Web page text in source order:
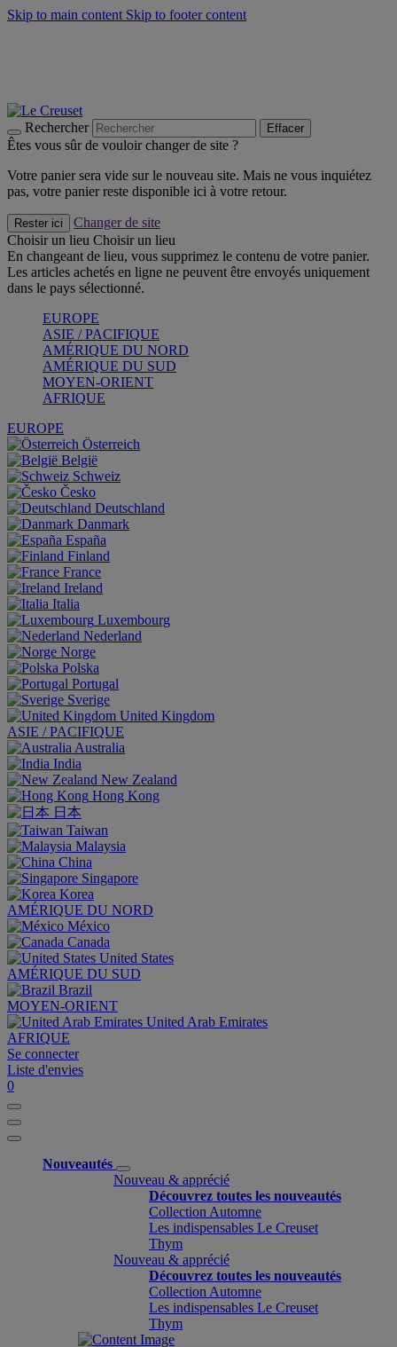
Skip to main content Skip to footer content
Rechercher Effacer
Êtes vous sûr de vouloir changer de site ?
Votre panier sera vide sur le nouveau site. Mais ne vous inquiétez
pas, votre panier reste disponible ici à votre retour.
Rester ici
Changer de site
Choisir un lieu Choisir un lieu
En changeant de lieu, vous supprimez le contenu de votre panier.
Les articles achetés en ligne ne peuvent être envoyés uniquement
dans le pays sélectionné.
EUROPE
ASIE / PACIFIQUE
AMÉRIQUE DU NORD
AMÉRIQUE DU SUD
MOYEN-ORIENT
AFRIQUE
EUROPE
Österreich
België
Schweiz
Česko
Deutschland
Danmark
España
Finland
France
Ireland
Italia
Luxembourg
Nederland
Norge
Polska
Portugal
Sverige
United Kingdom
ASIE / PACIFIQUE
Australia
India
New Zealand
Hong Kong
日本
Taiwan
Malaysia
China
Singapore
Korea
AMÉRIQUE DU NORD
México
Canada
United States
AMÉRIQUE DU SUD
Brazil
MOYEN-ORIENT
United Arab Emirates
AFRIQUE
Se connecter
Liste d'envies
0
Nouveautés
Nouveau & apprécié
Découvrez toutes les nouveautés
Collection Automne
Les indispensables Le Creuset
Thym
Nouveau & apprécié
Découvrez toutes les nouveautés
Collection Automne
Les indispensables Le Creuset
Thym